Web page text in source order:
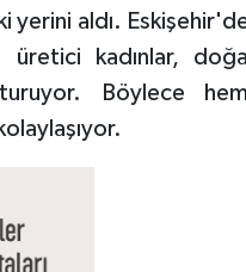
yerini aldı.
üretici kadınlar,
Böylece